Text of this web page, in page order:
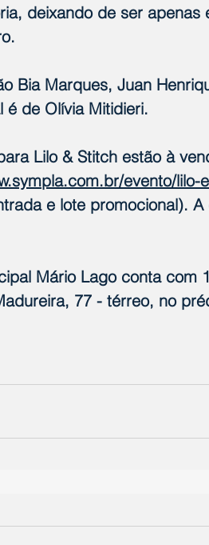
deixando de ser
Bia Marques, Juan
é de Olívia Mitidieri.
Lilo & Stitch estão à
evento/lilo-
e lote promocional).
Mário Lago conta com
77 - térreo, no